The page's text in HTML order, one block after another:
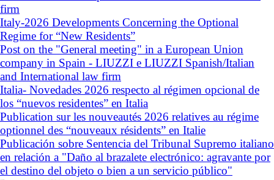
firm
Italy-2026 Developments Concerning the Optional
Regime for “New Residents”
Post on the "General meeting" in a European Union
company in Spain - LIUZZI e LIUZZI Spanish/Italian
and International law firm
Italia- Novedades 2026 respecto al régimen opcional de
los “nuevos residentes” en Italia
Publication sur les nouveautés 2026 relatives au régime
optionnel des “nouveaux résidents” en Italie
Publicación sobre Sentencia del Tribunal Supremo italiano
en relación a "Daño al brazalete electrónico: agravante por
el destino del objeto o bien a un servicio público"